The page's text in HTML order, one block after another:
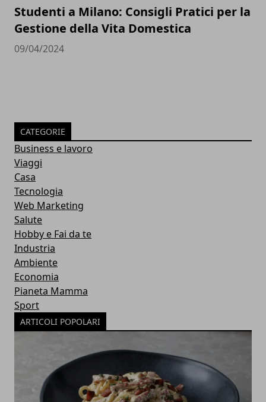
Studenti a Milano: Consigli Pratici per la
Gestione della Vita Domestica
09/04/2024
CATEGORIE
Business e lavoro
Viaggi
Casa
Tecnologia
Web Marketing
Salute
Hobby e Fai da te
Industria
Ambiente
Economia
Pianeta Mamma
Sport
ARTICOLI POPOLARI